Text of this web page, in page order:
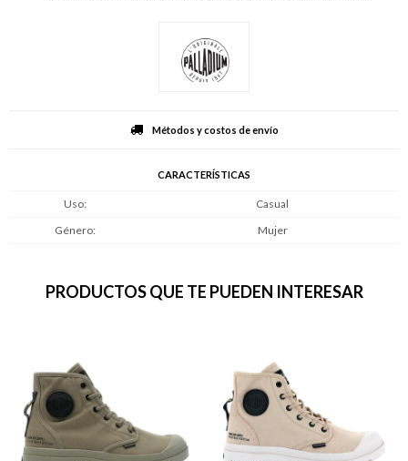
Métodos y costos de envío
CARACTERÍSTICAS
Uso
Casual
Género
Mujer
PRODUCTOS QUE TE PUEDEN INTERESAR